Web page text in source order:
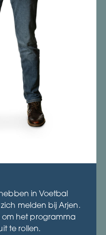
in Voetbal
melden bij Arjen.
om het programma
te rollen.